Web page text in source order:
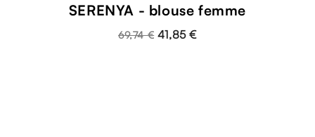
SERENYA - blouse femme
69,74 € 41,85 €